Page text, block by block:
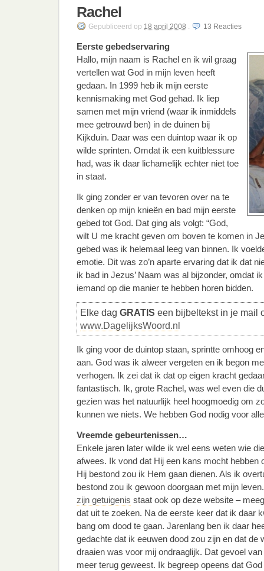
Rachel
Gepubliceerd op 18 april 2008 . 13 Reacties
Eerste gebedservaring
Hallo, mijn naam is Rachel en ik wil graag
vertellen wat God in mijn leven heeft
gedaan. In 1999 heb ik mijn eerste
kennismaking met God gehad. Ik liep
samen met mijn vriend (waar ik inmiddels
mee getrouwd ben) in de duinen bij
Kijkduin. Daar was een duintop waar ik op
wilde sprinten. Omdat ik een kuitblessure
had, was ik daar lichamelijk echter niet toe
in staat.
Ik ging zonder er van tevoren over na te
denken op mijn knieën en bad mijn eerste
gebed tot God. Dat ging als volgt: “God,
wilt U me kracht geven om boven te komen in
gebed was ik helemaal leeg van binnen. Ik
emotie. Dit was zo’n aparte ervaring dat ik dat
ik bad in Jezus’ Naam was al bijzonder, omdat
iemand op die manier te hebben horen bidden.
Elke dag GRATIS een bijbeltekst in je mail
www.DagelijksWoord.nl
Ik ging voor de duintop staan, sprintte omhoog
aan. God was ik alweer vergeten en ik begon
verhogen. Ik zei dat ik dat op eigen kracht
fantastisch. Ik, grote Rachel, was wel even die
gezien was het natuurlijk heel hoogmoedig om
kunnen we niets. We hebben God nodig voor
Vreemde gebeurtenissen…
Enkele jaren later wilde ik wel eens weten wie
afwees. Ik vond dat Hij een kans mocht hebben
Hij bestond zou ik Hem gaan dienen. Als ik
bestond zou ik gewoon doorgaan met mijn
zijn getuigenis staat ook op deze website –
dat uit te zoeken. Na de eerste keer dat ik daar
bang om dood te gaan. Jarenlang ben ik daar
gedachte dat ik eeuwen dood zou zijn en dat de
draaien was voor mij ondraaglijk. Dat gevoel
meer terug geweest. Ik begreep opeens dat